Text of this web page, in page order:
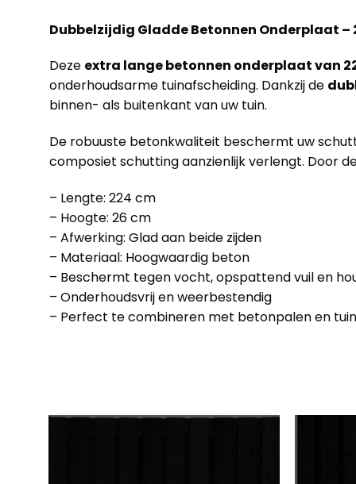
Dubbelzijdig Gladde Betonnen Onderplaat –
Deze extra lange betonnen onderplaat van
onderhoudsarme tuinafscheiding. Dankzij de
binnen- als buitenkant van uw tuin.
De robuuste betonkwaliteit beschermt uw
composiet schutting aanzienlijk verlengt. Door
– Lengte: 224 cm
– Hoogte: 26 cm
– Afwerking: Glad aan beide zijden
– Materiaal: Hoogwaardig beton
– Beschermt tegen vocht, opspattend vuil en
– Onderhoudsvrij en weerbestendig
– Perfect te combineren met betonpalen en